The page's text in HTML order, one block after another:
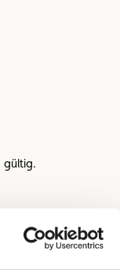
gültig.
im Falle eines Unfalls
einer schweren Panne